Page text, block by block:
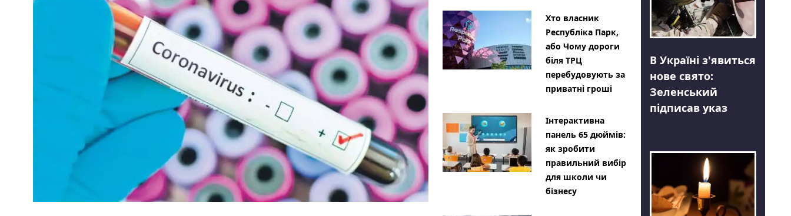
Хто власник
Республіка Парк,
або Чому дороги
біля ТРЦ
перебудовують за
приватні гроші
Інтерактивна
панель 65 дюймів:
як зробити
правильний вибір
для школи чи
бізнесу
В Україні з'явиться
нове свято:
Зеленський
підписав указ